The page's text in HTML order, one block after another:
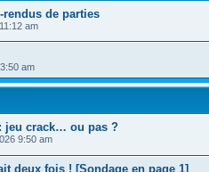
de parties
am
am
jeu crack… ou pas ?
9:50 am
deux fois ! [Sondage en page 1]